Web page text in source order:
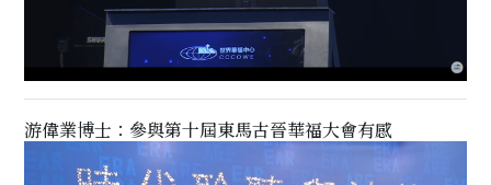
游偉業博士：參與第十屆東馬古晉華福大會有感